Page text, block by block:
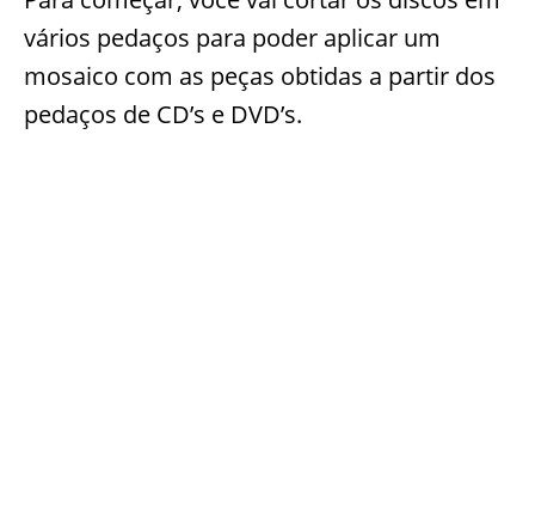
vários pedaços para poder aplicar um
mosaico com as peças obtidas a partir dos
pedaços de CD’s e DVD’s.